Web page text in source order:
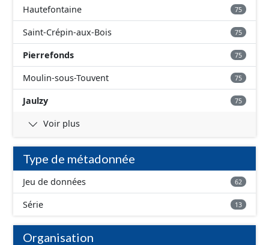
Hautefontaine 75
Saint-Crépin-aux-Bois 75
Pierrefonds 75
Moulin-sous-Touvent 75
Jaulzy 75
Voir plus
Type de métadonnée
Jeu de données 62
Série 13
Organisation